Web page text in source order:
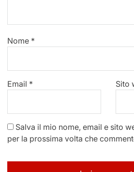
Nome *
Email * Sito
Salva il mio nome, email e sito
per la prossima volta che